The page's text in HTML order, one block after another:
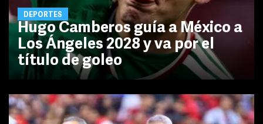
DEPORTES
Hugo Camberos guía a México a
Los Ángeles 2028 y va por el
título de goleo